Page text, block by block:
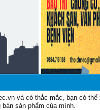
và có thắc mắc, bạn có
bán sản phẩm của mình.